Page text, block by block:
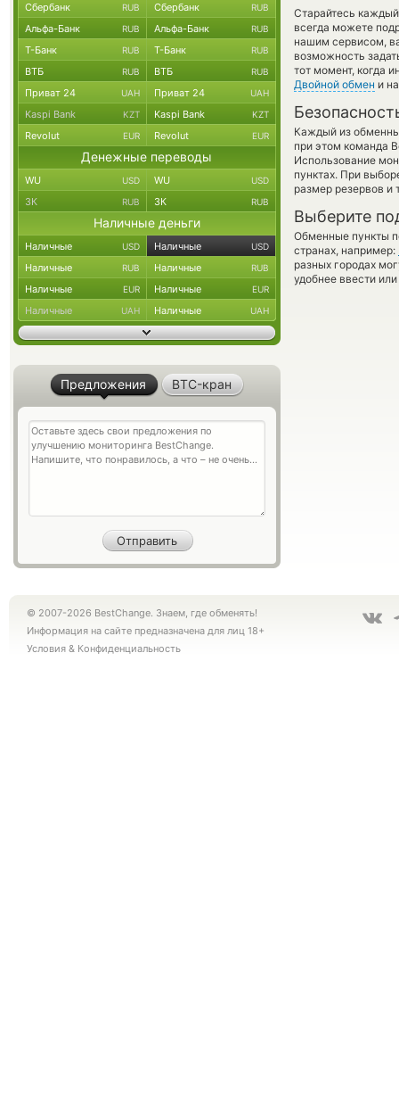
Старайтесь
всегда можете
нашим сервисом,
возможность
тот момент, когда
Двойной обмен и
Каждый из
при этом команда
Использование
пунктах. При
размер резервов и
Выберите
Обменные пункты
странах, например:
разных городах
удобнее ввести
Сбербанк RUB Сбербанк RUB
Альфа-Банк RUB Альфа-Банк RUB
Т-Банк RUB Т-Банк RUB
ВТБ RUB ВТБ RUB
Приват 24 UAH Приват 24 UAH
Kaspi Bank KZT Kaspi Bank KZT
Revolut EUR Revolut EUR
Денежные переводы
WU USD WU USD
ЗК RUB ЗК RUB
Наличные деньги
Наличные USD Наличные USD
Наличные RUB Наличные RUB
Наличные EUR Наличные EUR
Наличные UAH Наличные UAH
Предложения BTC-кран
© 2007-2026 BestChange. Знаем, где обменять!
Информация на сайте предназначена для лиц 18+
Условия & Конфиденциальность